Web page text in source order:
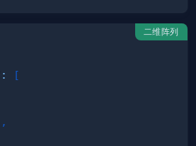
二维阵列
:
[
,